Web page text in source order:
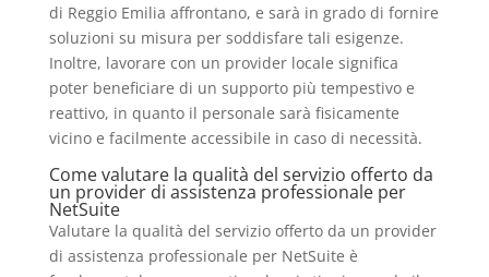
di Reggio Emilia affrontano, e sarà in grado di fornire
soluzioni su misura per soddisfare tali esigenze.
Inoltre, lavorare con un provider locale significa
poter beneficiare di un supporto più tempestivo e
reattivo, in quanto il personale sarà fisicamente
vicino e facilmente accessibile in caso di necessità.
Come valutare la qualità del servizio offerto da
un provider di assistenza professionale per
NetSuite
Valutare la qualità del servizio offerto da un provider
di assistenza professionale per NetSuite è